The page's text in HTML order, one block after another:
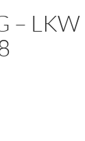
– LKW